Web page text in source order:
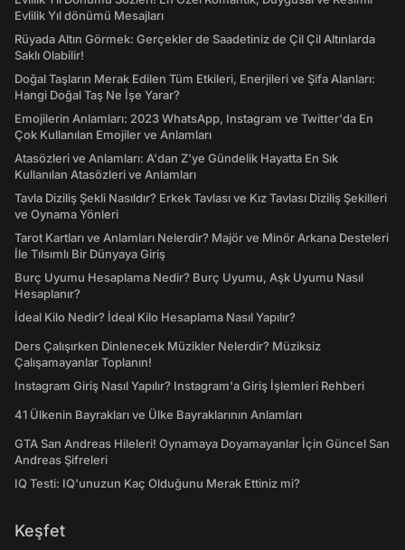
Evlilik Yıl dönümü Mesajları
Rüyada Altın Görmek: Gerçekler de Saadetiniz de Çil Çil Altınlarda
Saklı Olabilir!
Doğal Taşların Merak Edilen Tüm Etkileri, Enerjileri ve Şifa Alanları:
Hangi Doğal Taş Ne İşe Yarar?
Emojilerin Anlamları: 2023 WhatsApp, Instagram ve Twitter'da En
Çok Kullanılan Emojiler ve Anlamları
Atasözleri ve Anlamları: A'dan Z'ye Gündelik Hayatta En Sık
Kullanılan Atasözleri ve Anlamları
Tavla Diziliş Şekli Nasıldır? Erkek Tavlası ve Kız Tavlası Diziliş Şekilleri
ve Oynama Yönleri
Tarot Kartları ve Anlamları Nelerdir? Majör ve Minör Arkana Desteleri
İle Tılsımlı Bir Dünyaya Giriş
Burç Uyumu Hesaplama Nedir? Burç Uyumu, Aşk Uyumu Nasıl
Hesaplanır?
İdeal Kilo Nedir? İdeal Kilo Hesaplama Nasıl Yapılır?
Ders Çalışırken Dinlenecek Müzikler Nelerdir? Müziksiz
Çalışamayanlar Toplanın!
Instagram Giriş Nasıl Yapılır? Instagram'a Giriş İşlemleri Rehberi
41 Ülkenin Bayrakları ve Ülke Bayraklarının Anlamları
GTA San Andreas Hileleri! Oynamaya Doyamayanlar İçin Güncel San
Andreas Şifreleri
IQ Testi: IQ'unuzun Kaç Olduğunu Merak Ettiniz mi?
Keşfet